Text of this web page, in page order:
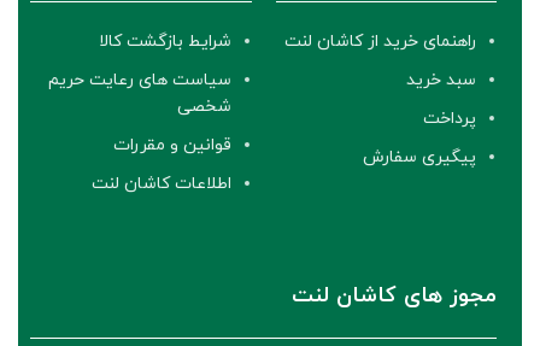
راهنمای خرید از کاشان لنت
سبد خرید
پرداخت
پیگیری سفارش
شرایط بازگشت کالا
سیاست های رعایت حریم
شخصی
قوانین و مقررات
اطلاعات کاشان لنت
مجوز های کاشان لنت